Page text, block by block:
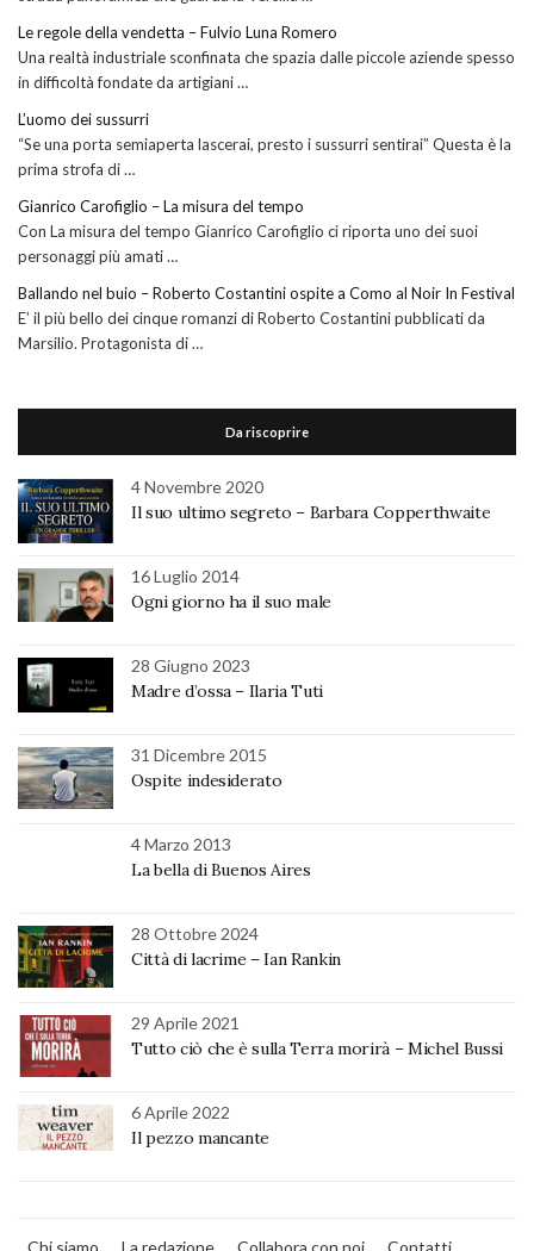
Le regole della vendetta – Fulvio Luna Romero
Una realtà industriale sconfinata che spazia dalle piccole aziende spesso
in difficoltà fondate da artigiani …
L’uomo dei sussurri
“Se una porta semiaperta lascerai, presto i sussurri sentirai” Questa è la
prima strofa di …
Gianrico Carofiglio – La misura del tempo
Con La misura del tempo Gianrico Carofiglio ci riporta uno dei suoi
personaggi più amati …
Ballando nel buio – Roberto Costantini ospite a Como al Noir In Festival
E’ il più bello dei cinque romanzi di Roberto Costantini pubblicati da
Marsilio. Protagonista di …
Da riscoprire
4 Novembre 2020
Il suo ultimo segreto – Barbara Copperthwaite
16 Luglio 2014
Ogni giorno ha il suo male
28 Giugno 2023
Madre d’ossa – Ilaria Tuti
31 Dicembre 2015
Ospite indesiderato
4 Marzo 2013
La bella di Buenos Aires
28 Ottobre 2024
Città di lacrime – Ian Rankin
29 Aprile 2021
Tutto ciò che è sulla Terra morirà – Michel Bussi
6 Aprile 2022
Il pezzo mancante
Chi siamo La redazione Collabora con noi Contatti